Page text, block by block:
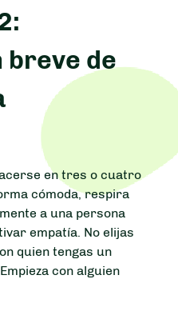
breve de
en tres o cuatro
cómoda, respira
a una persona
empatía. No elijas
quien tengas un
con alguien